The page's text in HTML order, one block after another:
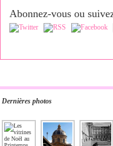
Abonnez-vous ou
Dernières photos